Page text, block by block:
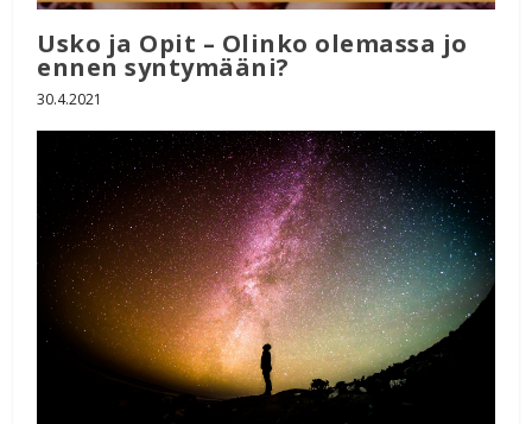
Usko ja Opit – Olinko olemassa jo
ennen syntymääni?
30.4.2021